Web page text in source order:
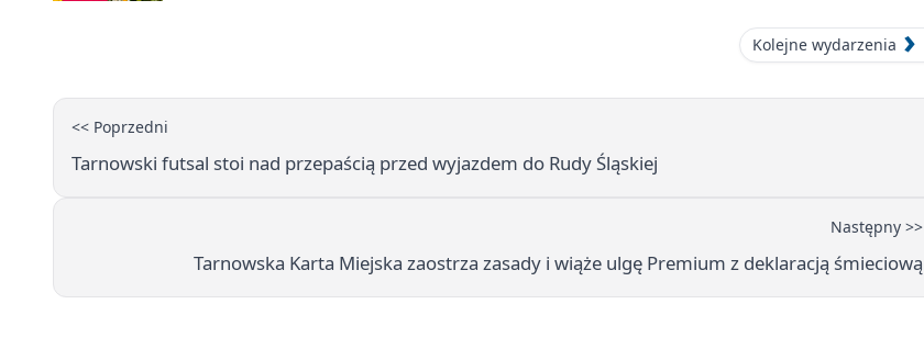
Kolejne wydarzenia
<< Poprzedni
Tarnowski futsal stoi nad przepaścią przed wyjazdem do Rudy Śląskiej
Następny >>
Tarnowska Karta Miejska zaostrza zasady i wiąże ulgę Premium z deklaracją śmieciową